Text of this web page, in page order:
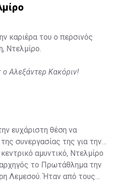
καριέρα του ο περσινός
Ντελμίρο.
ο Αλεξάντερ Κακόριν!
ευχάριστη θέση να
συνεργασίας της για την
αμυντικό, Ντελμίρο
το Πρωτάθλημα την
Λεμεσού. Ήταν από τους